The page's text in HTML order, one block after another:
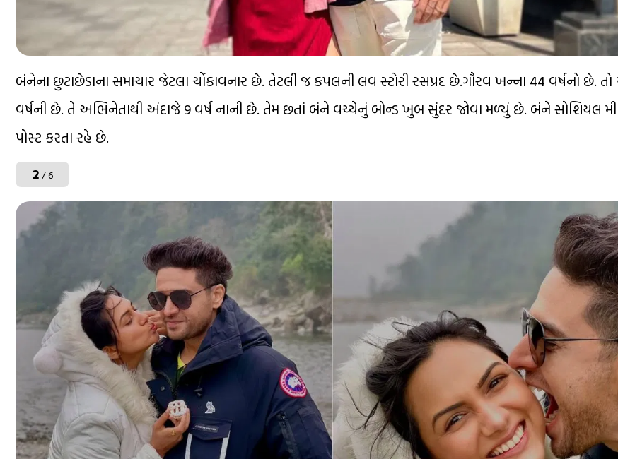
બંનેના છુટાછેડાના સમાચાર જેટલા ચોંકાવનાર છે. તેટલી જ કપલની લવ સ્ટોરી રસપ્રદ છે.ગૌરવ ખન્ના 44 વર્ષનો છે. તો
વર્ષની છે. તે અભિનેતાથી અંદાજે 9 વર્ષ નાની છે. તેમ છતાં બંને વચ્ચેનું બોન્ડ ખુબ સુંદર જોવા મળ્યું છે. બંને સોશિયલ
પોસ્ટ કરતા રહે છે.
2/ 6